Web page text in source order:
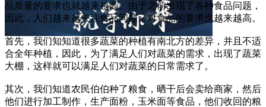
品质量的要求也就越来越高。由于之前出现了各种食品问题，
因此，人们越来越关注食品问题，对食品的要求也越来越高。
首先，我们知知道很多蔬菜的种植有南北方的差异，并且不适
合全年种植，因此，为了满足人们对蔬菜的需求，出现了蔬菜
大棚，这样就可以满足人们对蔬菜的日常需求了。
其次，我们知道农民伯伯种了粮食，晒干后会卖给商家，然后
他们进行加工制作，生产面粉，玉米面等食品，他们收回的粮